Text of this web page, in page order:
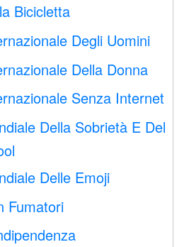
Bicicletta
Degli Uomini
Della Donna
Senza Internet
Della Sobrietà E Del
Delle Emoji
Fumatori